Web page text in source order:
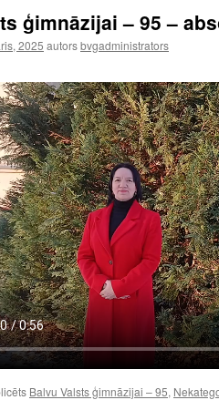
ģimnāzijai – 95 –
2025 autorsbvgadministrators
Balvu Valsts ģimnāzijai – 95,